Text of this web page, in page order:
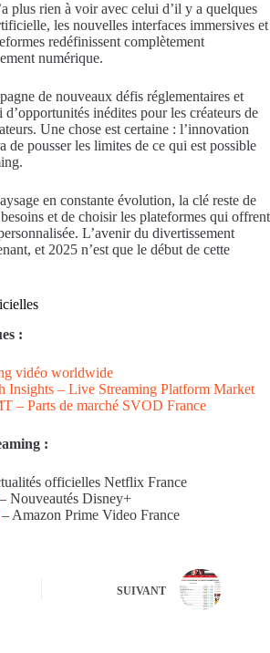
plus rien à voir avec celui d’il y a quelques
les nouvelles interfaces immersives et
redéfinissent complètement
numérique.
de nouveaux défis réglementaires et
d’opportunités inédites pour les créateurs de
Une chose est certaine : l’innovation
de pousser les limites de ce qui est possible
en constante évolution, la clé reste de
et de choisir les plateformes qui offrent
L’avenir du divertissement
et 2025 n’est que le début de cette
:
vidéo worldwide
Insights – Live Streaming Platform Market
– Parts de marché SVOD France
:
officielles Netflix France
– Nouveautés Disney+
– Amazon Prime Video France
SUIVANT